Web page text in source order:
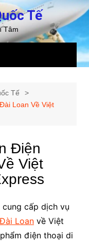
Tế
Tâm
Tế
Loan Về Việt
Điện
Việt
cung cấp dịch vụ
Loanvề Việt
điện thoại di